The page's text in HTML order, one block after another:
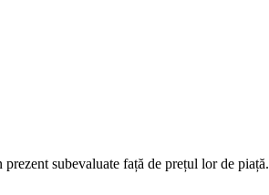
subevaluate față de prețul lor de piață.